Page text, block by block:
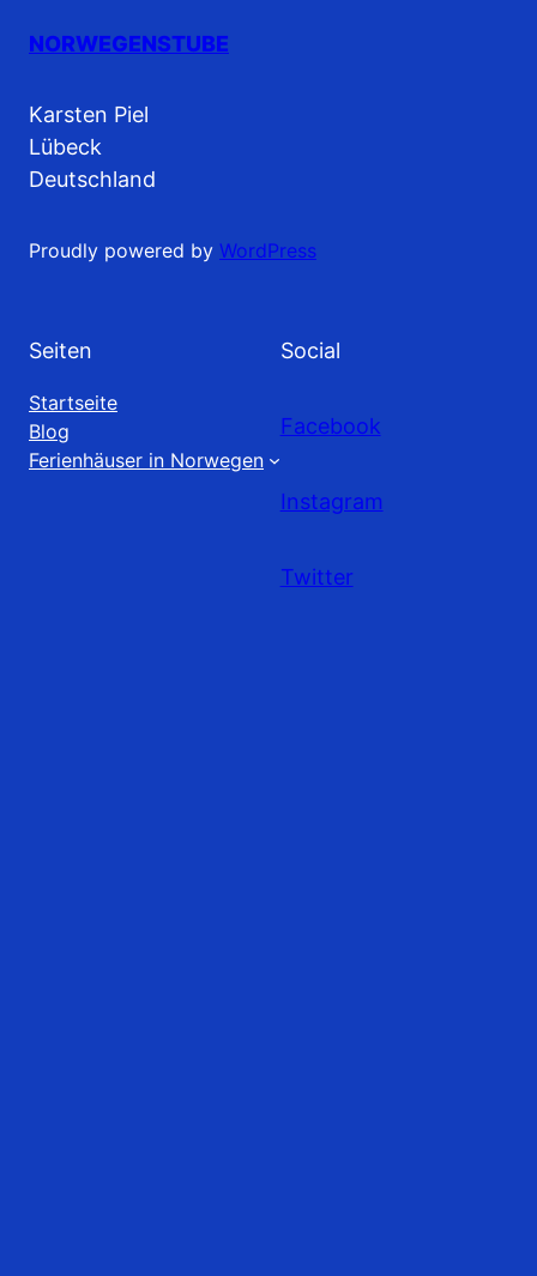
NORWEGENSTUBE
Karsten Piel
Lübeck
Deutschland
Proudly powered by WordPress
Seiten
Startseite
Blog
Ferienhäuser in Norwegen
Social
Facebook
Instagram
Twitter